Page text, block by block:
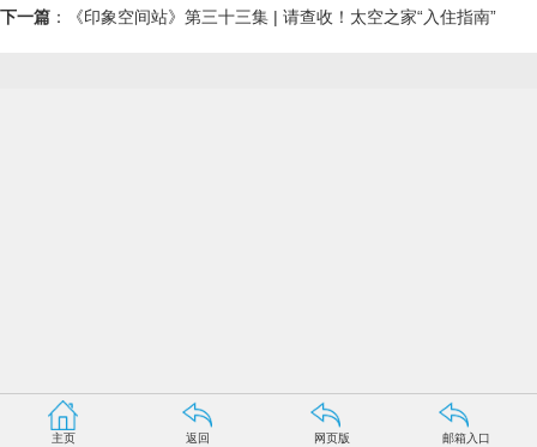
下一篇 ： 《印象空间站》第三十三集 | 请查收！太空之家“入住指南”
主页 返回 网页版 邮箱入口